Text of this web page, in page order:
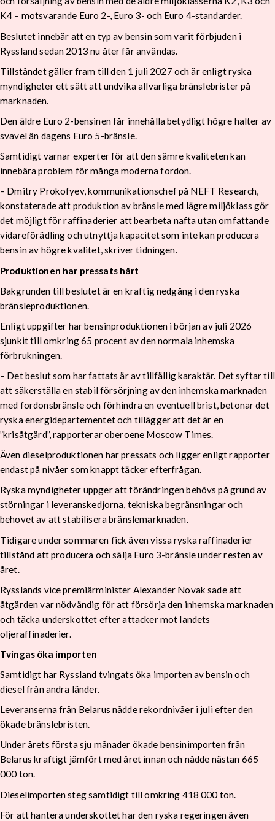
K4 – motsvarande Euro 2-, Euro 3- och Euro 4-standarder.
Beslutet innebär att en typ av bensin som varit förbjuden i
Ryssland sedan 2013 nu åter får användas.
Tillståndet gäller fram till den 1 juli 2027 och är enligt ryska
myndigheter ett sätt att undvika allvarliga bränslebrister på
marknaden.
Den äldre Euro 2-bensinen får innehålla betydligt högre halter av
svavel än dagens Euro 5-bränsle.
Samtidigt varnar experter för att den sämre kvaliteten kan
innebära problem för många moderna fordon.
– Dmitry Prokofyev, kommunikationschef på NEFT Research,
konstaterade att produktion av bränsle med lägre miljöklass gör
det möjligt för raffinaderier att bearbeta nafta utan omfattande
vidareförädling och utnyttja kapacitet som inte kan producera
bensin av högre kvalitet, skriver tidningen.
Produktionen har pressats hårt
Bakgrunden till beslutet är en kraftig nedgång i den ryska
bränsleproduktionen.
Enligt uppgifter har bensinproduktionen i början av juli 2026
sjunkit till omkring 65 procent av den normala inhemska
förbrukningen.
– Det beslut som har fattats är av tillfällig karaktär. Det syftar till
att säkerställa en stabil försörjning av den inhemska marknaden
med fordonsbränsle och förhindra en eventuell brist, betonar det
ryska energidepartementet och tillägger att det är en
”krisåtgärd”, rapporterar oberoene Moscow Times.
Även dieselproduktionen har pressats och ligger enligt rapporter
endast på nivåer som knappt täcker efterfrågan.
Ryska myndigheter uppger att förändringen behövs på grund av
störningar i leveranskedjorna, tekniska begränsningar och
behovet av att stabilisera bränslemarknaden.
Tidigare under sommaren fick även vissa ryska raffinaderier
tillstånd att producera och sälja Euro 3-bränsle under resten av
året.
Rysslands vice premiärminister Alexander Novak sade att
åtgärden var nödvändig för att försörja den inhemska marknaden
och täcka underskottet efter attacker mot landets
oljeraffinaderier.
Tvingas öka importen
Samtidigt har Ryssland tvingats öka importen av bensin och
diesel från andra länder.
Leveranserna från Belarus nådde rekordnivåer i juli efter den
ökade bränslebristen.
Under årets första sju månader ökade bensinimporten från
Belarus kraftigt jämfört med året innan och nådde nästan 665
000 ton.
Dieselimporten steg samtidigt till omkring 418 000 ton.
För att hantera underskottet har den ryska regeringen även